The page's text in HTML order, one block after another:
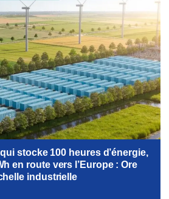
stocke 100 heures d’énergie,
en route vers l’Europe : Ore
industrielle